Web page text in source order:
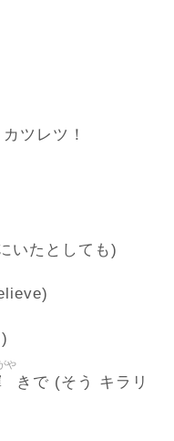
カツレツ！
いたとしても)
や
きで (そう キラリ